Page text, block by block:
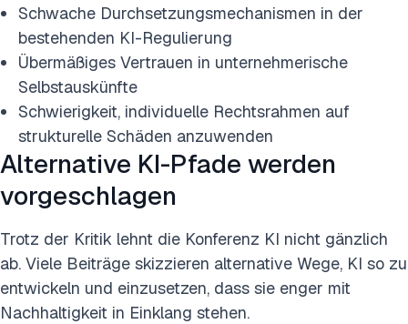
Schwache Durchsetzungsmechanismen in der
bestehenden KI-Regulierung
Übermäßiges Vertrauen in unternehmerische
Selbstauskünfte
Schwierigkeit, individuelle Rechtsrahmen auf
strukturelle Schäden anzuwenden
Alternative KI-Pfade werden
vorgeschlagen
Trotz der Kritik lehnt die Konferenz KI nicht gänzlich
ab. Viele Beiträge skizzieren alternative Wege, KI so zu
entwickeln und einzusetzen, dass sie enger mit
Nachhaltigkeit in Einklang stehen.